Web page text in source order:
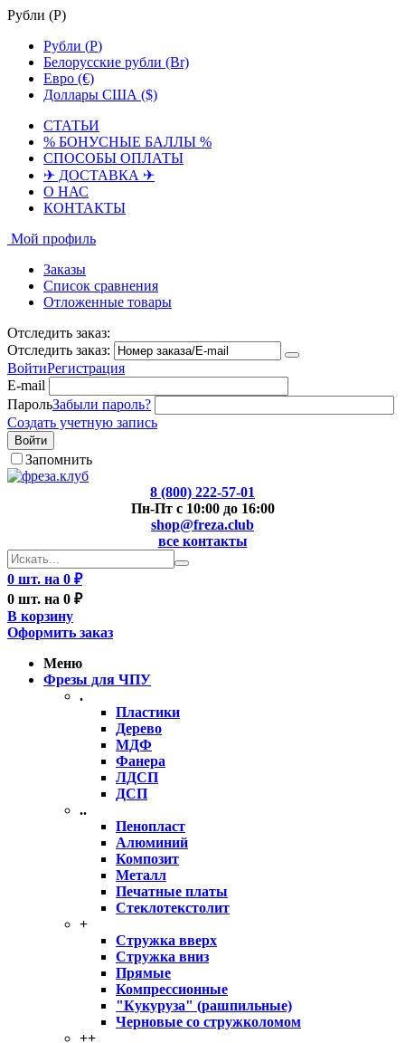
Рубли (Р)
Рубли (Р)
Белорусские рубли (Br)
Евро (€)
Доллары США ($)
СТАТЬИ
% БОНУСНЫЕ БАЛЛЫ %
СПОСОБЫ ОПЛАТЫ
✈ ДОСТАВКА ✈
О НАС
КОНТАКТЫ
Мой профиль
Заказы
Список сравнения
Отложенные товары
Отследить заказ:
Отследить заказ:
ВойтиРегистрация
E-mail
ПарольЗабыли пароль?
Создать учетную запись
Войти
Запомнить
8 (800) 222-57-01
Пн-Пт с 10:00 до 16:00
shop@freza.club
все контакты
0 шт. на 0 ₽
0 шт. на 0 ₽
В корзину
Оформить заказ
Меню
Фрезы для ЧПУ
.
Пластики
Дерево
МДФ
Фанера
ЛДСП
ДСП
..
Пенопласт
Алюминий
Композит
Металл
Печатные платы
Стеклотекстолит
+
Стружка вверх
Стружка вниз
Прямые
Компрессионные
"Кукуруза" (рашпильные)
Черновые со стружколомом
++